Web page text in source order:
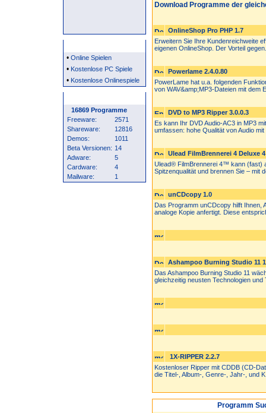
• Online Spielen
• Kostenlose PC Spiele
• Kostenlose Onlinespiele
16869 Programme
Freeware:
2571
Shareware:
12816
Demos:
1011
Beta Versionen: 14
Adware:
5
Cardware:
4
Mailware:
1
Download Programme der
OnlineShop Pro PHP 1.7
Erweitern Sie Ihre Kundenreichweite
eigenen OnlineShop. Der Vorteil
Powerlame 2.4.0.80
PowerLame hat u.a. folgenden
von WAV&amp;MP3-Dateien mit dem
DVD to MP3 Ripper 3.0.0.3
Es kann Ihr DVD Audio-AC3 in MP3
umfassen: hohe Qualität von Audio
Ulead FilmBrennerei 4 Deluxe 4
Ulead® FilmBrennerei 4™ kann (fast)
Spitzenqualität und brennen Sie – mit
unCDcopy 1.0
Das Programm unCDcopy hilft Ihnen,
analoge Kopie anfertigt. Diese
Ashampoo Burning Studio 11
Das Ashampoo Burning Studio 11
gleichzeitig neusten Technologien und
1X-RIPPER 2.2.7
Kostenloser Ripper mit CDDB (CD-
die Titel-, Album-, Genre-, Jahr-, und
Programm